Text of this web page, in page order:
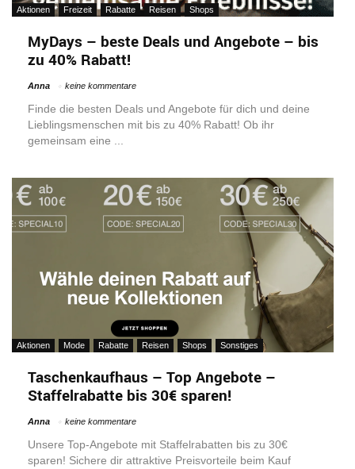
Aktionen Freizeit Rabatte Reisen Shops
MyDays – beste Deals und Angebote – bis
zu 40% Rabatt!
Anna keine kommentare
Finde die besten Deals und Angebote für dich und deine
Lieblingsmenschen mit bis zu 40% Rabatt! Ob ihr
gemeinsam eine ...
Aktionen Mode Rabatte Reisen Shops Sonstiges
Taschenkaufhaus – Top Angebote –
Staffelrabatte bis 30€ sparen!
Anna keine kommentare
Unsere Top-Angebote mit Staffelrabatten bis zu 30€
sparen! Sichere dir attraktive Preisvorteile beim Kauf